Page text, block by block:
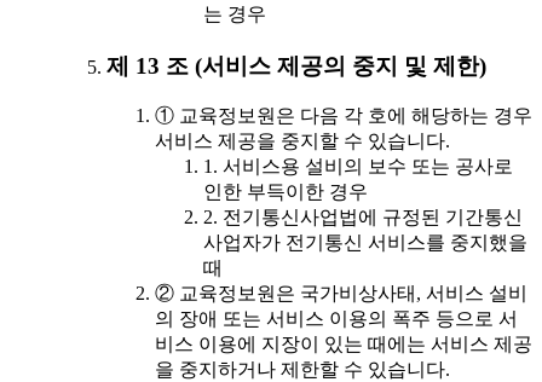
는 경우
제 13 조 (서비스 제공의 중지 및 제한)
① 교육정보원은 다음 각 호에 해당하는 경우
서비스 제공을 중지할 수 있습니다.
1. 서비스용 설비의 보수 또는 공사로
인한 부득이한 경우
2. 전기통신사업법에 규정된 기간통신
사업자가 전기통신 서비스를 중지했을
때
② 교육정보원은 국가비상사태, 서비스 설비
의 장애 또는 서비스 이용의 폭주 등으로 서
비스 이용에 지장이 있는 때에는 서비스 제공
을 중지하거나 제한할 수 있습니다.